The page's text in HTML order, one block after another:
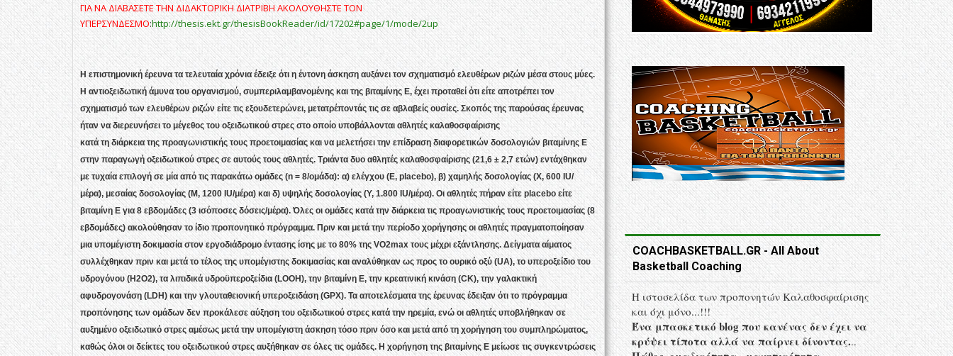
ΓΙΑ ΝΑ ΔΙΑΒΑΣΕΤΕ ΤΗΝ ΔΙΔΑΚΤΟΡΙΚΗ ΔΙΑΤΡΙΒΗ ΑΚΟΛΟΥΘΗΣΤΕ ΤΟΝ
ΥΠΕΡΣΥΝΔΕΣΜΟ:http://thesis.ekt.gr/thesisBookReader/id/17202#page/1/mode/2up
Η επιστημονική έρευνα τα τελευταία χρόνια έδειξε ότι η έντονη άσκηση αυξάνει τον σχηματισμό ελευθέρων ριζών μέσα στους μύες.
Η αντιοξειδωτική άμυνα του οργανισμού, συμπεριλαμβανομένης και της βιταμίνης Ε, έχει προταθεί ότι είτε αποτρέπει τον
σχηματισμό των ελευθέρων ριζών είτε τις εξουδετερώνει, μετατρέποντάς τις σε αβλαβείς ουσίες. Σκοπός της παρούσας έρευνας
ήταν να διερευνήσει το μέγεθος του οξειδωτικού στρες στο οποίο υποβάλλονται αθλητές καλαθοσφαίρισης
κατά τη διάρκεια της προαγωνιστικής τους προετοιμασίας και να μελετήσει την επίδραση διαφορετικών δοσολογιών βιταμίνης Ε
στην παραγωγή οξειδωτικού στρες σε αυτούς τους αθλητές. Τριάντα δυο αθλητές καλαθοσφαίρισης (21,6 ± 2,7 ετών) εντάχθηκαν
με τυχαία επιλογή σε μία από τις παρακάτω ομάδες (n = 8/ομάδα): α) ελέγχου (Ε, placebo), β) χαμηλής δοσολογίας (Χ, 600 IU/
μέρα), μεσαίας δοσολογίας (Μ, 1200 IU/μέρα) και δ) υψηλής δοσολογίας (Υ, 1.800 IU/μέρα). Οι αθλητές πήραν είτε placebo είτε
βιταμίνη Ε για 8 εβδομάδες (3 ισόποσες δόσεις/μέρα). Όλες οι ομάδες κατά την διάρκεια τις προαγωνιστικής τους προετοιμασίας (8
εβδομάδες) ακολούθησαν το ίδιο προπονητικό πρόγραμμα. Πριν και μετά την περίοδο χορήγησης οι αθλητές πραγματοποίησαν
μια υπομέγιστη δοκιμασία στον εργοδιάδρομο έντασης ίσης με το 80% της VO2max τους μέχρι εξάντλησης. Δείγματα αίματος
συλλέχθηκαν πριν και μετά το τέλος της υπομέγιστης δοκιμασίας και αναλύθηκαν ως προς το ουρικό οξύ (UA), το υπεροξείδιο του
υδρογόνου (H2O2), τα λιπιδικά υδροϋπεροξείδια (LΟΟΗ), την βιταμίνη Ε, την κρεατινική κινάση (CK), την γαλακτική
αφυδρογονάση (LDH) και την γλουταθειονική υπεροξειδάση (GPX). Τα αποτελέσματα της έρευνας έδειξαν ότι το πρόγραμμα
προπόνησης των ομάδων δεν προκάλεσε αύξηση του οξειδωτικού στρες κατά την ηρεμία, ενώ οι αθλητές υποβλήθηκαν σε
αυξημένο οξειδωτικό στρες αμέσως μετά την υπομέγιστη άσκηση τόσο πριν όσο και μετά από τη χορήγηση του συμπληρώματος,
καθώς όλοι οι δείκτες του οξειδωτικού στρες αυξήθηκαν σε όλες τις ομάδες. Η χορήγηση της βιταμίνης Ε μείωσε τις συγκεντρώσεις
COACHBASKETBALL.GR - All About
Basketball Coaching
Η ιστοσελίδα των προπονητών Kαλαθοσφαίρισης
και όχι μόνο...!!!
Ένα μπασκετικό blog που κανένας δεν έχει να
κρύψει τίποτα αλλά να παίρνει δίνοντας...